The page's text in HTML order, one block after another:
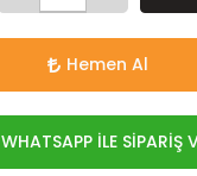
Hemen Al
WHATSAPP İLE SİPARİŞ